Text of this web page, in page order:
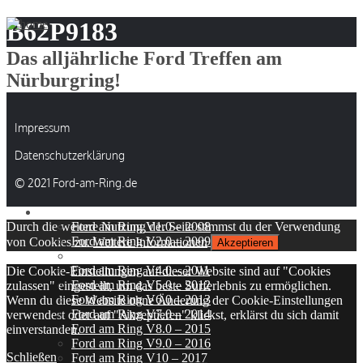
Das alljährliche Ford Treffen am
Nürburgring!
Infos
Ford am Ring V1.0 – 2008
Ford am Ring V2.0 – 2009
Ford am Ring V3.0 – 2010
Ford am Ring V4.0 – 2011
Ford am Ring V5.0 – 2012
Ford am Ring V6.0 – 2013
Ford am Ring V7.0 – 2014
Ford am Ring V8.0 – 2015
Ford am Ring V9.0 – 2016
Ford am Ring V10 – 2017
B62P9183
Impressum
Datenschutzerklärung
© 2021 Ford-am-Ring.de
Durch die weitere Nutzung der Seite stimmst du der Verwendung
von Cookies zu.Weitere Informationen Akzeptieren
Die Cookie-Einstellungen auf dieser Website sind auf "Cookies
zulassen" eingestellt, um das beste Surferlebnis zu ermöglichen.
Wenn du diese Website ohne Änderung der Cookie-Einstellungen
verwendest oder auf "Akzeptieren" klickst, erklärst du sich damit
einverstanden.
Schließen